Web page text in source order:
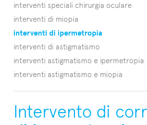
interventi speciali chirurgia oculare
interventi di miopia
interventi di ipermetropia
interventi di astigmatismo
interventi astigmatismo e ipermetropia
interventi astigmatismo e miopia
Intervento di